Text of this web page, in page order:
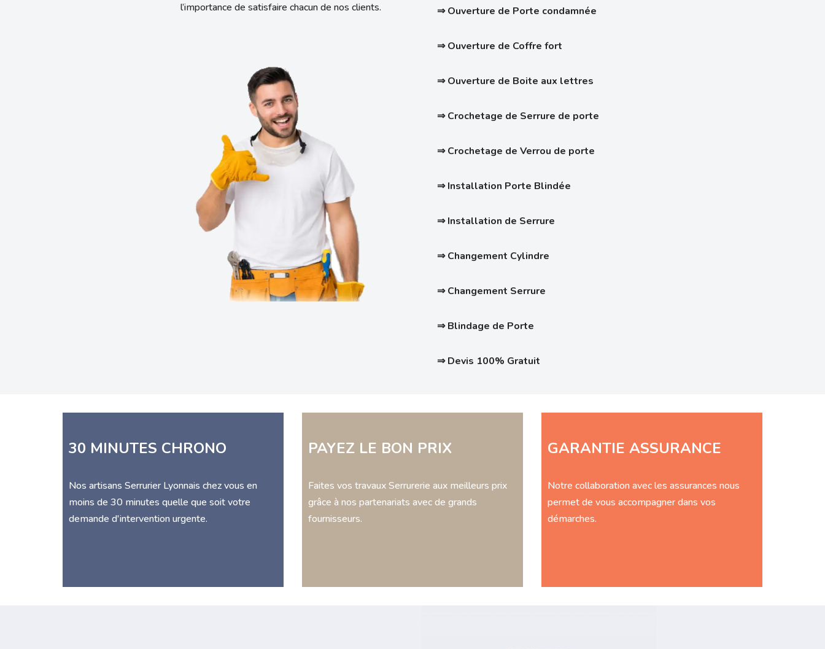
l’importance de satisfaire chacun de nos clients.
⇒ Ouverture de Porte condamnée
⇒ Ouverture de Coffre fort
⇒ Ouverture de Boite aux lettres
⇒ Crochetage de Serrure de porte
⇒Crochetage de Verrou de porte
⇒ Installation Porte Blindée
⇒ Installation de Serrure
⇒ Changement Cylindre
⇒ Changement Serrure
⇒ Blindage de Porte
⇒ Devis 100% Gratuit
30 MINUTES CHRONO
Nos artisans Serrurier Lyonnais chez vous en
moins de 30 minutes quelle que soit votre
demande d'intervention urgente.
PAYEZ LE BON PRIX
Faites vos travaux Serrurerie aux meilleurs prix
grâce à nos partenariats avec de grands
fournisseurs.
GARANTIE ASSURANCE
Notre collaboration avec les assurances nous
permet de vous accompagner dans vos
démarches.